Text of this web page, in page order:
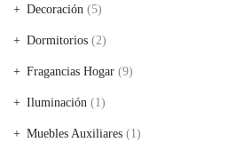
Decoración (5)
Dormitorios (2)
Fragancias Hogar (9)
Iluminación (1)
Muebles Auxiliares (1)